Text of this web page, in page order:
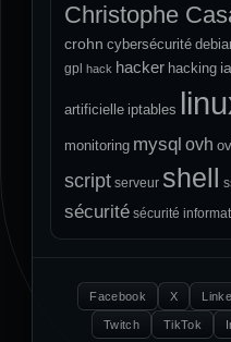
Christophe
crohn cybersécurité
gpl
hack hacker hacking ia
artificielle iptables
monitoring mysql ovh
script serveur shell
sécurité sécurité
Facebook X
Twitch TikTok